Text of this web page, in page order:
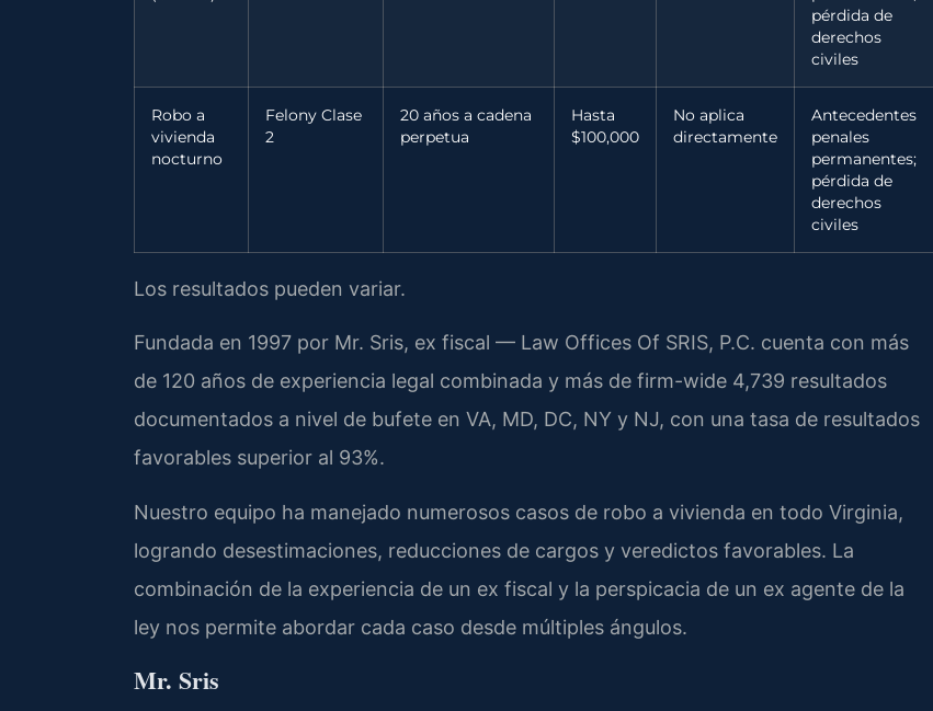
pérdida de
derechos
civiles
Robo a
vivienda
nocturno
Felony Clase
2
20 años a cadena
perpetua
Hasta
$100,000
No aplica
directamente
Antecedentes
penales
permanentes;
pérdida de
derechos
civiles
Los resultados pueden variar.
Fundada en 1997 por Mr. Sris, ex fiscal — Law Offices Of SRIS, P.C. cuenta con más
de 120 años de experiencia legal combinada y más de firm-wide 4,739 resultados
documentados a nivel de bufete en VA, MD, DC, NY y NJ, con una tasa de resultados
favorables superior al 93%.
Nuestro equipo ha manejado numerosos casos de robo a vivienda en todo Virginia,
logrando desestimaciones, reducciones de cargos y veredictos favorables. La
combinación de la experiencia de un ex fiscal y la perspicacia de un ex agente de la
ley nos permite abordar cada caso desde múltiples ángulos.
Mr. Sris